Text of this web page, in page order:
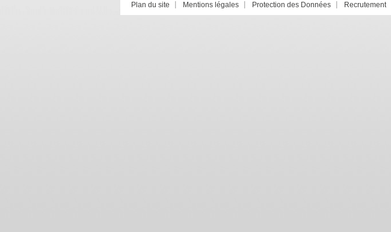
Plan du site Mentions légales Protection des Données Recrutement